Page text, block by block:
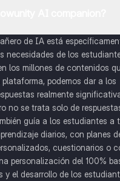
de IA está
necesidades de los
los millones de contenidos
podemos dar a los
realmente
no se trata solo de
guía a los estudiantes a
diarios, con planes
cuestionarios o
personalización del 100%
y el desarrollo de los